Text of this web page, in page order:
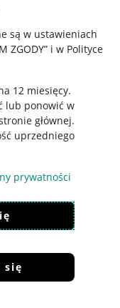
są w ustawieniach
ZGODY” i w Polityce
12 miesięcy.
lub ponowić w
głównej.
uprzedniego
prywatności
się
regulaminu